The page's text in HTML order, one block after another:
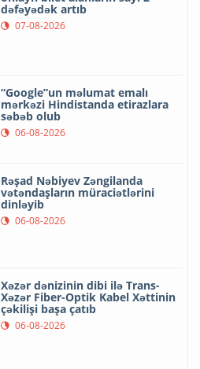
dəfəyədək artıb
07-08-2026
“Google”un məlumat emalı
mərkəzi Hindistanda etirazlara
səbəb olub
06-08-2026
Rəşad Nəbiyev Zəngilanda
vətəndaşların müraciətlərini
dinləyib
06-08-2026
Xəzər dənizinin dibi ilə Trans-
Xəzər Fiber-Optik Kabel Xəttinin
çəkilişi başa çatıb
06-08-2026